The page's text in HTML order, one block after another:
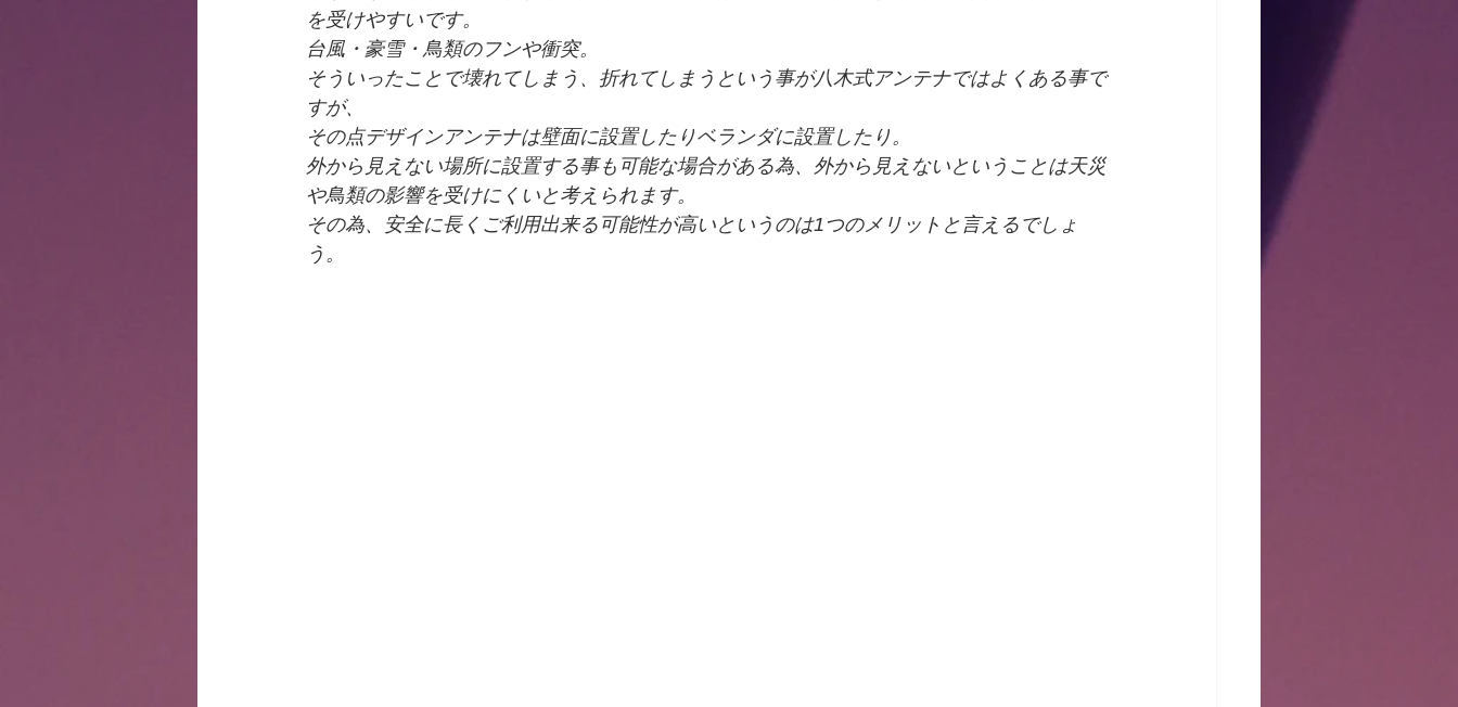
を受けやすいです。
台風・豪雪・鳥類のフンや衝突。
そういったことで壊れてしまう、折れてしまうという事が八木式アンテナではよくある事で
すが、
その点デザインアンテナは壁面に設置したりベランダに設置したり。
外から見えない場所に設置する事も可能な場合がある為、外から見えないということは天災
や鳥類の影響を受けにくいと考えられます。
その為、安全に長くご利用出来る可能性が高いというのは1つのメリットと言えるでしょ
う。